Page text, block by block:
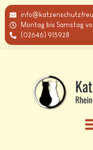
Montag bis Samstag
(02646) 915928